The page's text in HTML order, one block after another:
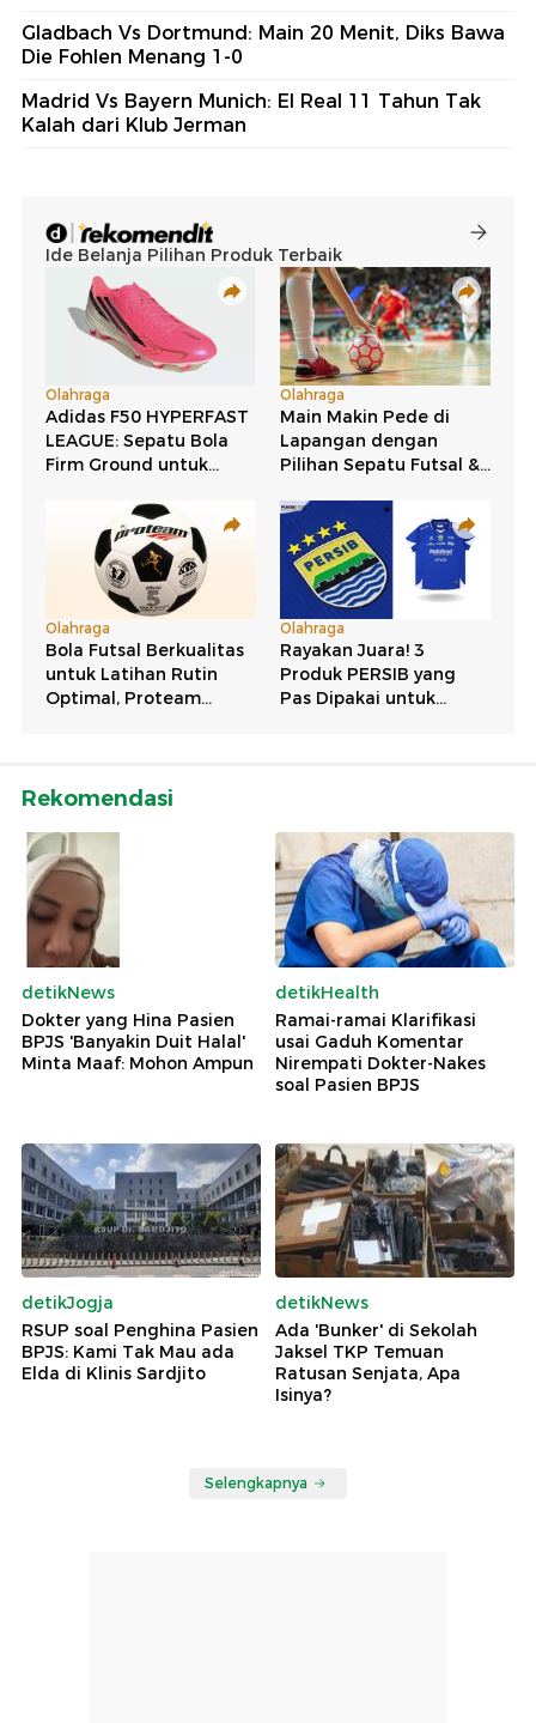
Gladbach Vs Dortmund: Main 20 Menit, Diks Bawa
Die Fohlen Menang 1-0
Madrid Vs Bayern Munich: El Real 11 Tahun Tak
Kalah dari Klub Jerman
Rekomendasi
detikNews
Dokter yang Hina Pasien
BPJS 'Banyakin Duit Halal'
Minta Maaf: Mohon Ampun
detikHealth
Ramai-ramai Klarifikasi
usai Gaduh Komentar
Nirempati Dokter-Nakes
soal Pasien BPJS
detikJogja
RSUP soal Penghina Pasien
BPJS: Kami Tak Mau ada
Elda di Klinis Sardjito
detikNews
Ada 'Bunker' di Sekolah
Jaksel TKP Temuan
Ratusan Senjata, Apa
Isinya?
Selengkapnya